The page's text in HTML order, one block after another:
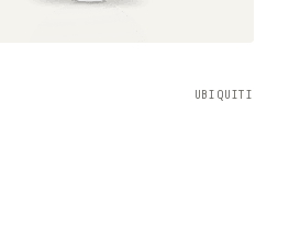
UBIQUITI